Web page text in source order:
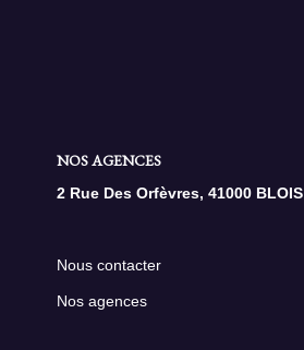
NOS AGENCES
2 Rue Des Orfèvres, 41000 BLOIS
Nous contacter
Nos agences